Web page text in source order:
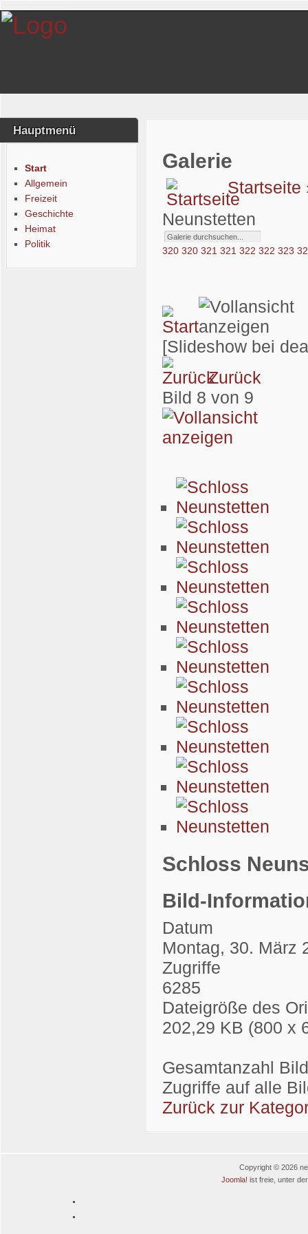
Hauptmenü
Start
Allgemein
Freizeit
Geschichte
Heimat
Politik
Galerie
Startseite
Neunstetten
320 320 321 321 322 322 323
[Slideshow bei
Zurück
Bild 8 von 9
Schloss
Bild-
Datum
Montag, 30. März
Zugriffe
6285
Dateigröße des
202,29 KB (800 x
Gesamtanzahl
Zugriffe auf alle
Zurück zur
Copyright © 2026
Joomla! ist freie, unter